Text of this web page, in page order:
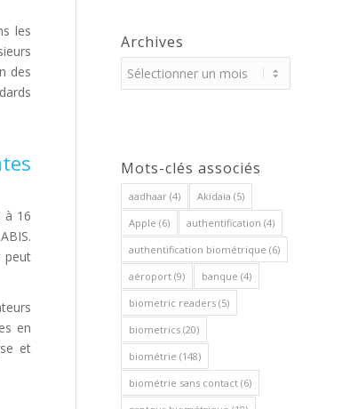
les
des
à 16
peut
en
et
Archives
Mots-clés associés
aadhaar (4) Akidaia (5)
Apple (6) authentification (4)
authentification biométrique (6)
aéroport (9) banque (4)
biometric readers (5)
biometrics (20)
biométrie (148)
biométrie sans contact (6)